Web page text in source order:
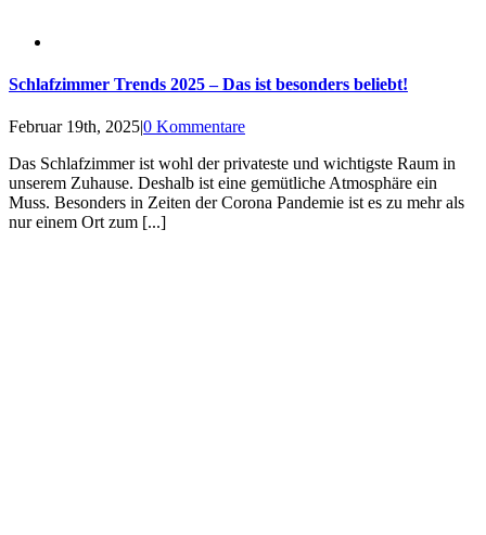
Schlafzimmer Trends 2025 – Das ist besonders beliebt!
Februar 19th, 2025|0 Kommentare
Das Schlafzimmer ist wohl der privateste und wichtigste Raum in
unserem Zuhause. Deshalb ist eine gemütliche Atmosphäre ein
Muss. Besonders in Zeiten der Corona Pandemie ist es zu mehr als
nur einem Ort zum [...]